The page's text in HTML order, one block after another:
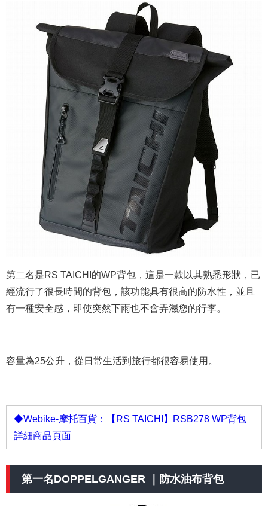
第二名是RS TAICHI的WP背包，這是一款以其熟悉形狀，已
經流行了很長時間的背包，該功能具有很高的防水性，並且
有一種安全感，即使突然下雨也不會弄濕您的行李。
容量為25公升，從日常生活到旅行都很容易使用。
◆Webike-摩托百貨：【RS TAICHI】RSB278 WP背包
詳細商品頁面
第一名DOPPELGANGER ｜防水油布背包